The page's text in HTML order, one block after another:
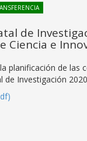
de
Ciencia e
planificación de las
de Investigación